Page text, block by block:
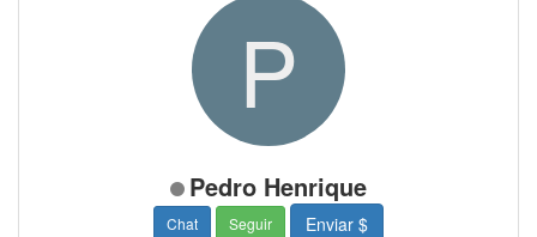
P
Pedro Henrique
Chat Seguir Enviar $